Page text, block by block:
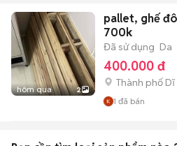
hôm qua 2
pallet, ghế
700k
Đã sử dụng Da
400.000 đ
Thành phố Dĩ
1 đã bán